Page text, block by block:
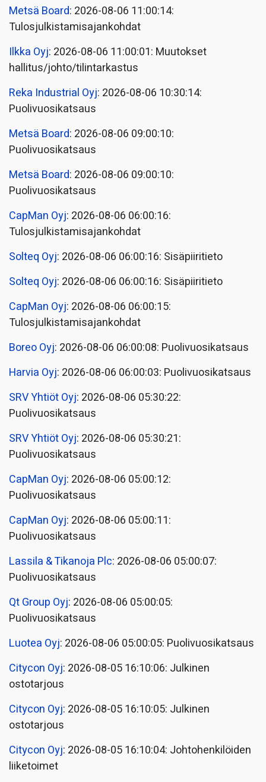
Metsä Board: 2026-08-06 11:00:14:
Tulosjulkistamisajankohdat
Ilkka Oyj: 2026-08-06 11:00:01: Muutokset
hallitus/johto/tilintarkastus
Reka Industrial Oyj: 2026-08-06 10:30:14:
Puolivuosikatsaus
Metsä Board: 2026-08-06 09:00:10:
Puolivuosikatsaus
Metsä Board: 2026-08-06 09:00:10:
Puolivuosikatsaus
CapMan Oyj: 2026-08-06 06:00:16:
Tulosjulkistamisajankohdat
Solteq Oyj: 2026-08-06 06:00:16: Sisäpiiritieto
Solteq Oyj: 2026-08-06 06:00:16: Sisäpiiritieto
CapMan Oyj: 2026-08-06 06:00:15:
Tulosjulkistamisajankohdat
Boreo Oyj: 2026-08-06 06:00:08: Puolivuosikatsaus
Harvia Oyj: 2026-08-06 06:00:03: Puolivuosikatsaus
SRV Yhtiöt Oyj: 2026-08-06 05:30:22:
Puolivuosikatsaus
SRV Yhtiöt Oyj: 2026-08-06 05:30:21:
Puolivuosikatsaus
CapMan Oyj: 2026-08-06 05:00:12:
Puolivuosikatsaus
CapMan Oyj: 2026-08-06 05:00:11:
Puolivuosikatsaus
Lassila & Tikanoja Plc: 2026-08-06 05:00:07:
Puolivuosikatsaus
Qt Group Oyj: 2026-08-06 05:00:05:
Puolivuosikatsaus
Luotea Oyj: 2026-08-06 05:00:05: Puolivuosikatsaus
Citycon Oyj: 2026-08-05 16:10:06: Julkinen
ostotarjous
Citycon Oyj: 2026-08-05 16:10:05: Julkinen
ostotarjous
Citycon Oyj: 2026-08-05 16:10:04: Johtohenkilöiden
liiketoimet